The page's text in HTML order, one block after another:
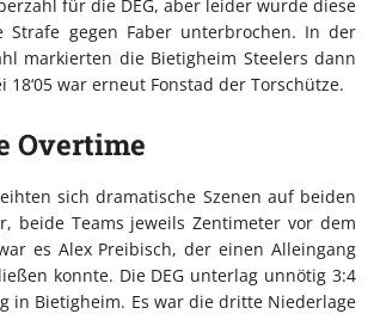
für die DEG, aber leider wurde diese
Strafe gegen Faber unterbrochen. In der
markierten die Bietigheim Steelers dann
18‘05 war erneut Fonstad der Torschütze.
Overtime
sich dramatische Szenen auf beiden
beide Teams jeweils Zentimeter vor dem
es Alex Preibisch, der einen Alleingang
konnte. Die DEG unterlag unnötig 3:4
in Bietigheim. Es war die dritte Niederlage